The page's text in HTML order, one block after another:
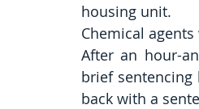
housing unit.
Chemical
After an hour-
brief sentencing
back with a